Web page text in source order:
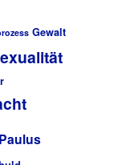
Gewalt
Paulus